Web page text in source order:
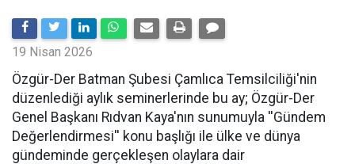
19 Nisan 2026
​Özgür-Der Batman Şubesi Çamlıca Temsilciliği'nin
düzenlediği aylık seminerlerinde bu ay; Özgür-Der
Genel Başkanı Rıdvan Kaya'nın sunumuyla ''Gündem
Değerlendirmesi'' konu başlığı ile ülke ve dünya
gündeminde gerçekleşen olaylara dair